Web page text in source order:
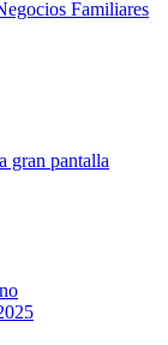
Familiares
gran pantalla